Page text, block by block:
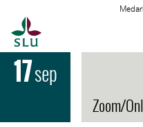
17sep
Zoom/